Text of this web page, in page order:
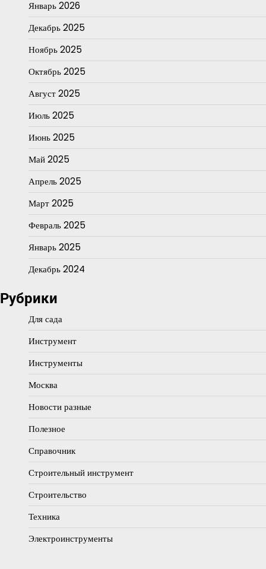
Январь 2026
Декабрь 2025
Ноябрь 2025
Октябрь 2025
Август 2025
Июль 2025
Июнь 2025
Май 2025
Апрель 2025
Март 2025
Февраль 2025
Январь 2025
Декабрь 2024
Рубрики
Для сада
Инструмент
Инструменты
Москва
Новости разные
Полезное
Справочник
Строительный инструмент
Строительство
Техника
Электроинструменты